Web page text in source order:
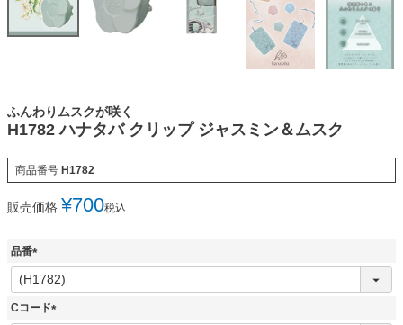
ふんわりムスクが咲く
H1782 ハナタバ クリップ ジャスミン＆ムスク
商品番号 H1782
販売価格 ¥700税込
品番
(
必
須
Cコード